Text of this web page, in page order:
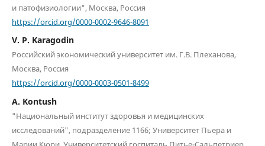
и патофизиологии", Москва, Россия
https://orcid.org/0000-0002-9646-8091
V. P. Karagodin
Российский экономический университет им. Г.В. Плеханова,
Москва, Россия
https://orcid.org/0000-0003-0501-8499
A. Kontush
"Национальный институт здоровья и медицинских
исследований", подразделение 1166; Университет Пьера и